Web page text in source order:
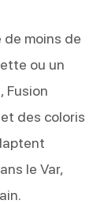
de moins de
ou un
Fusion
des coloris
le Var,